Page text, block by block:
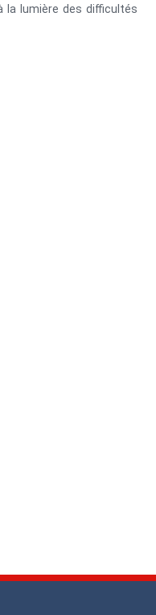
la lumière des difficultés